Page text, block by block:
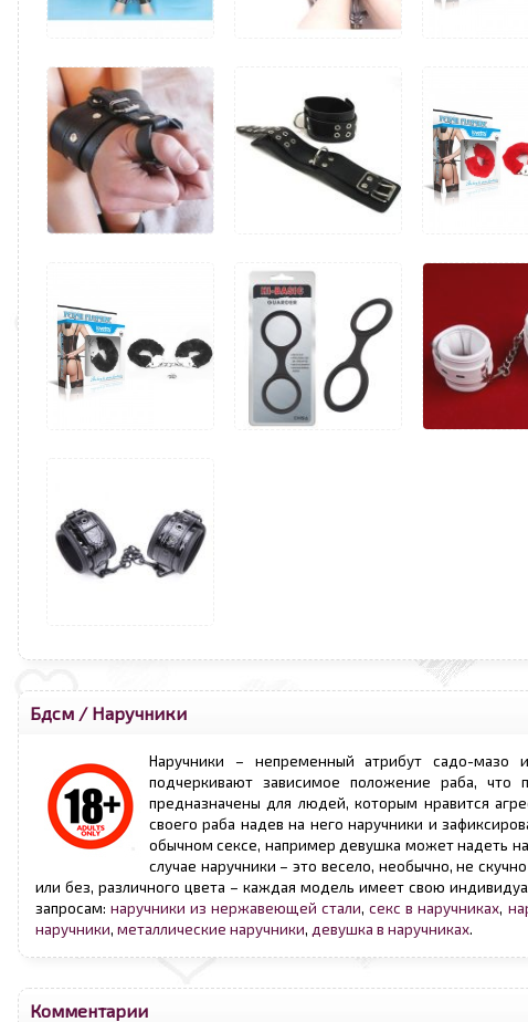
Бдсм / Наручники
Наручники – непременный атрибут садо-мазо
подчеркивают зависимое положение раба, что
предназначены для людей, которым нравится
своего раба надев на него наручники и
обычном сексе, например девушка может надеть
случае наручники – это весело, необычно, не
или без, различного цвета – каждая модель имеет свою
запросам:наручники из нержавеющей стали,секс в наручниках,
наручники, металлические наручники, девушка в наручниках.
Комментарии